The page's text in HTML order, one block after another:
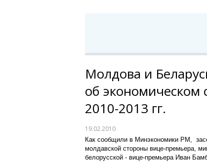
Молдова и
об экономическом
2010-2013 гг.
19.02.2010
Как сообщили в Минэкономики РМ,
молдавской стороны вице-премьера,
белорусской - вице-премьера Иван